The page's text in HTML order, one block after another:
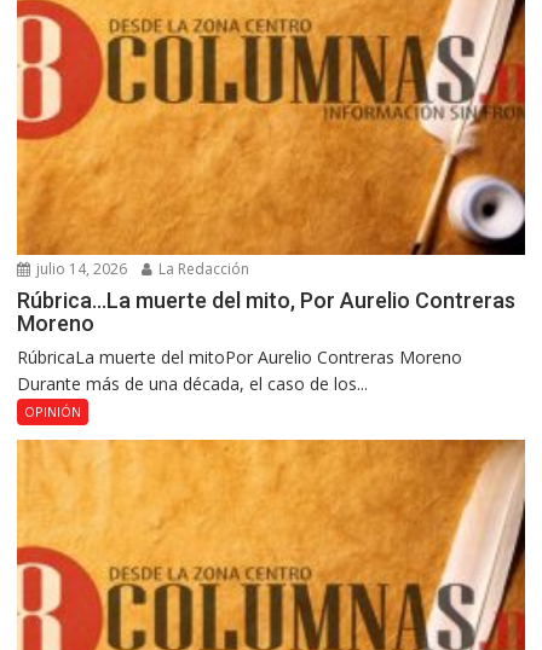
julio 14, 2026 La Redacción
Rúbrica…La muerte del mito, Por Aurelio Contreras
Moreno
RúbricaLa muerte del mitoPor Aurelio Contreras Moreno
Durante más de una década, el caso de los...
OPINIÓN